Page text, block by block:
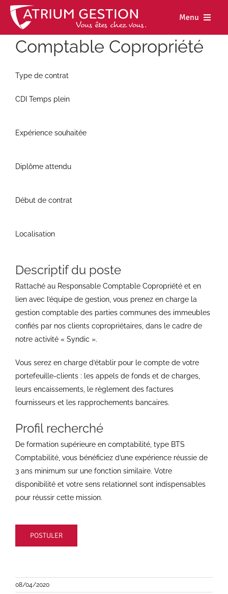
Skip
content
Menu
Accueil
Comptable Copropriété
Type de contrat
CDI Temps plein
Expérience souhaitée
Diplôme attendu
Début de contrat
Localisation
Descriptif du poste
Rattaché au Responsable Comptable Copropriété et en
lien avec l’équipe de gestion, vous prenez en charge la
gestion comptable des parties communes des immeubles
confiés par nos clients copropriétaires, dans le cadre de
notre activité « Syndic ».
Vous serez en charge d’établir pour le compte de votre
portefeuille-clients : les appels de fonds et de charges,
leurs encaissements, le règlement des factures
fournisseurs et les rapprochements bancaires.
Profil recherché
De formation supérieure en comptabilité, type BTS
Comptabilité, vous bénéficiez d’une expérience réussie de
3 ans minimum sur une fonction similaire. Votre
disponibilité et votre sens relationnel sont indispensables
pour réussir cette mission.
POSTULER
08/04/2020